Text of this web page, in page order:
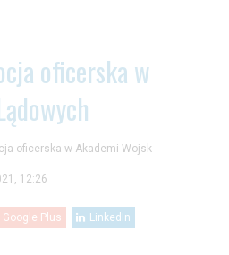
oficerska w
oficerska w Akademi Wojsk
12:26
Google Plus LinkedIn